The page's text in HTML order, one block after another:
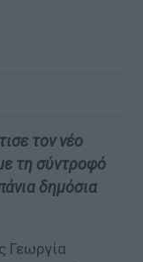
τον νέο
τη σύντροφό
δημόσια
Γεωργία